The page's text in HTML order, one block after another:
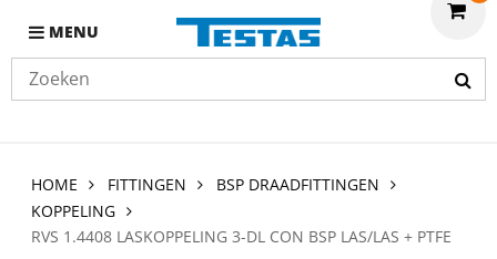
MENU
HOME FITTINGEN
BSP DRAADFITTINGEN
KOPPELING
RVS 1.4408 LASKOPPELING 3-DL CON BSP LAS/LAS + PTFE